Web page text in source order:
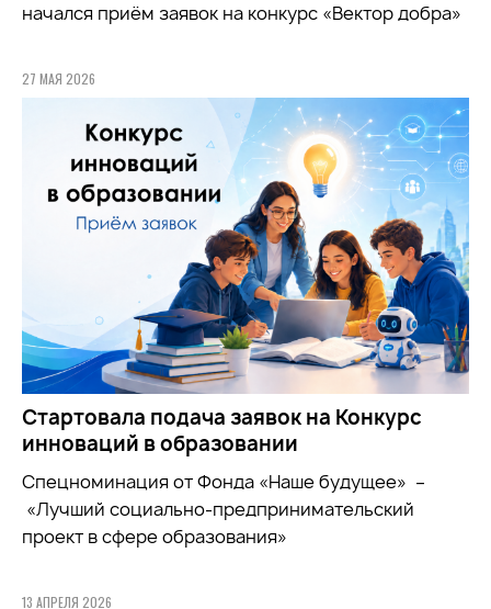
начался приём заявок на конкурс «Вектор добра»
27 МАЯ 2026
Стартовала подача заявок на Конкурс
инноваций в образовании
Спецноминация от Фонда «Наше будущее» –
«Лучший социально-предпринимательский
проект в сфере образования»
13 АПРЕЛЯ 2026